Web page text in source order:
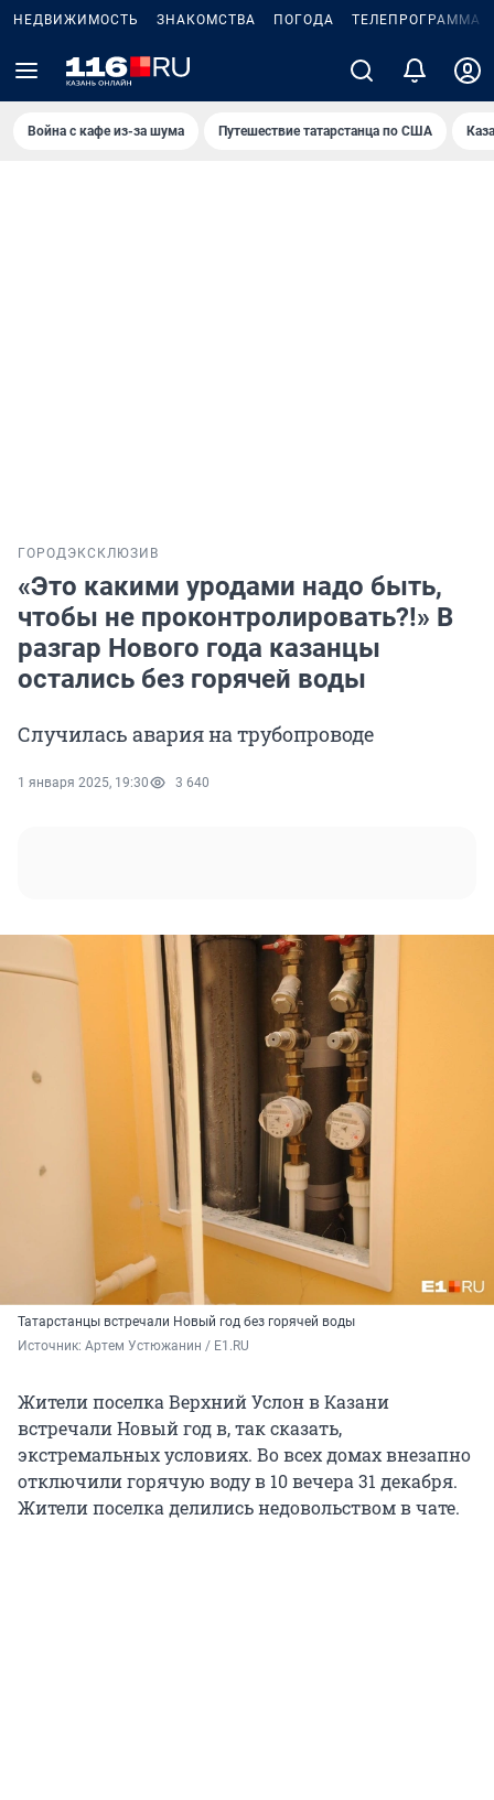
НЕДВИЖИМОСТЬ ЗНАКОМСТВА ПОГОДА ТЕЛЕПРОГРАММА
Война с кафе из-за шума Путешествие татарстанца по США
ГОРОДЭКСКЛЮЗИВ
«Это какими уродами надо быть,
чтобы не проконтролировать?!» В
разгар Нового года казанцы
остались без горячей воды
Случилась авария на трубопроводе
1 января 2025, 19:30 3 640
Татарстанцы встречали Новый год без горячей воды
Источник: Артем Устюжанин / E1.RU
Жители поселка Верхний Услон в Казани
встречали Новый год в, так сказать,
экстремальных условиях. Во всех домах внезапно
отключили горячую воду в 10 вечера 31 декабря.
Жители поселка делились недовольством в чате.